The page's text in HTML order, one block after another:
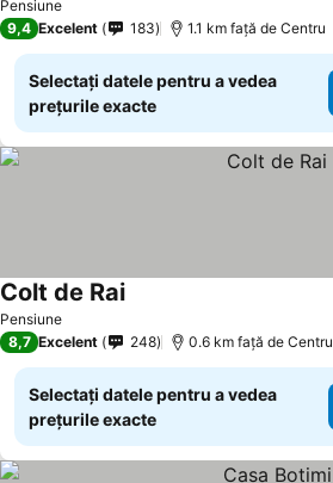
Pensiune
9,4 Excelent 183 1.1 km faţă de Centru
Selectați datele pentru a vedea
prețurile exacte
Pensiune
Colt de RaiVedeți prețurile
8,7 Excelent 248 0.6 km faţă de Centru
Selectați datele pentru a vedea
prețurile exacte